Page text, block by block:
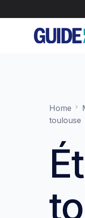
Home
toulouse